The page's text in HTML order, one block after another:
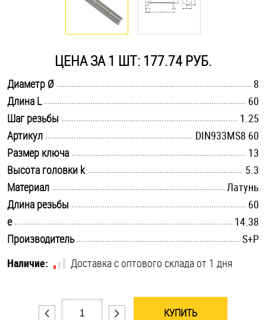
Саморезы и шурупы
Стопорные кольца
Такелаж
Хомуты
Шайбы
Шпильки
Шплинты
Штифты и пальцы
ЦЕНА ЗА 1 ШТ: 177.74 РУБ.
Диаметр Ø
8
Длина L
60
Шаг резьбы
1.25
Артикул
DIN933MS8 60
Размер ключа
13
Высота головки k
5.3
Материал
Латунь
Длина резьбы
60
e
14.38
Производитель
S+P
Наличие:
Доставка с оптового склада от 1 дня
КУПИТЬ